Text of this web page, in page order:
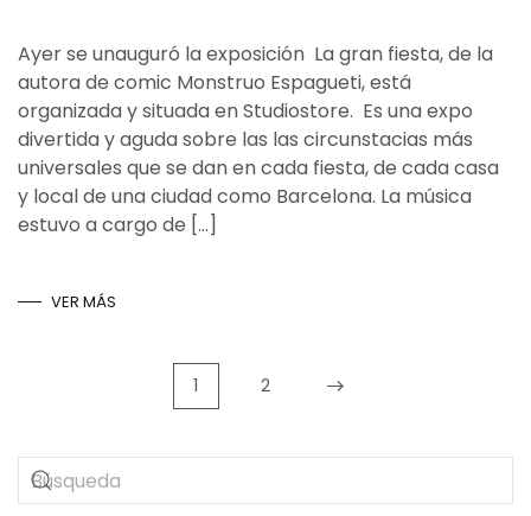
Ayer se unauguró la exposición La gran fiesta, de la
autora de comic Monstruo Espagueti, está
organizada y situada en Studiostore. Es una expo
divertida y aguda sobre las las circunstacias más
universales que se dan en cada fiesta, de cada casa
y local de una ciudad como Barcelona. La música
estuvo a cargo de […]
VER MÁS
1 2